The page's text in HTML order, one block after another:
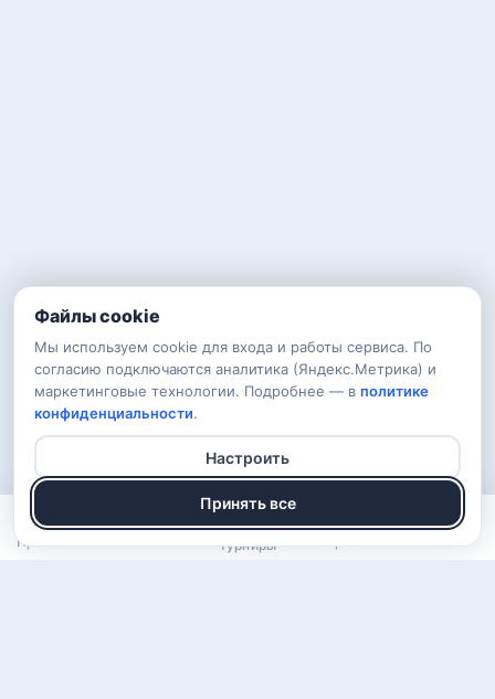
Файлы cookie
Мы используем cookie для входа и работы сервиса. По
согласию подключаются аналитика (Яндекс.Метрика) и
маркетинговые технологии. Подробнее — в политике
конфиденциальности.
Настроить
Принять все
Прогнозы Рейтинг Турниры Арена Войти